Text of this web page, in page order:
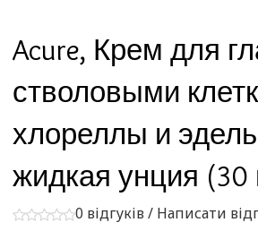
Acure, Крем для
стволовыми
хлореллы и
жидкая унция (30
0 відгуків/ Написати